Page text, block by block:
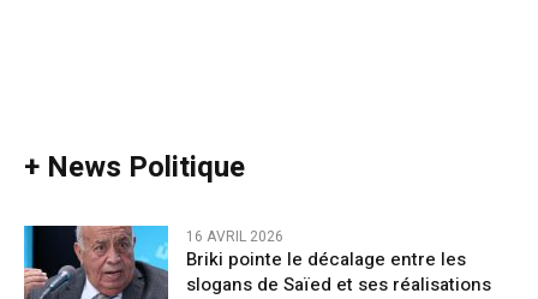
+ News Politique
16 AVRIL 2026
Briki pointe le décalage entre les
slogans de Saïed et ses réalisations